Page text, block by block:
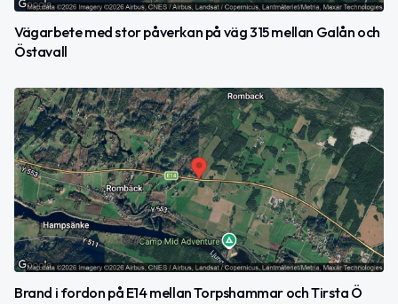
Vägarbete med stor påverkan på väg 315 mellan Galån och
Östavall
Brand i fordon på E14 mellan Torpshammar och Tirsta Ö